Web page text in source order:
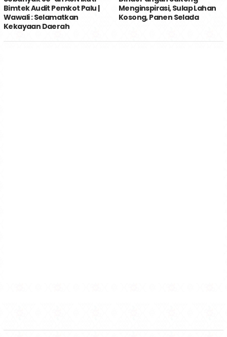
Bimtek Audit Pemkot Palu |
Wawali : Selamatkan
Kekayaan Daerah
Menginspirasi, Sulap Lahan
Kosong, Panen Selada